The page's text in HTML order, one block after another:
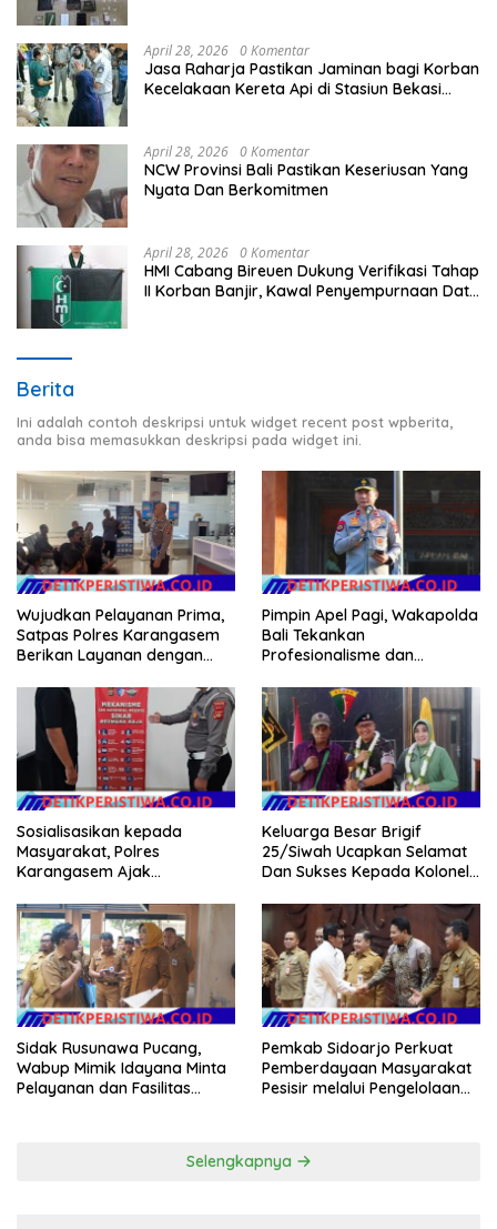
April 28, 2026 0 Komentar
Jasa Raharja Pastikan Jaminan bagi Korban
Kecelakaan Kereta Api di Stasiun Bekasi
April 28, 2026 0 Komentar
NCW Provinsi Bali Pastikan Keseriusan Yang
Nyata Dan Berkomitmen
April 28, 2026 0 Komentar
HMI Cabang Bireuen Dukung Verifikasi Tahap
II Korban Banjir, Kawal Penyempurnaan Data
Berita
Ini adalah contoh deskripsi untuk widget recent post wpberita,
anda bisa memasukkan deskripsi pada widget ini.
Wujudkan Pelayanan Prima,
Satpas Polres Karangasem
Berikan Layanan dengan
Salam
Pimpin Apel Pagi, Wakapolda
Bali Tekankan
Profesionalisme dan
Sosialisasikan kepada
Masyarakat, Polres
Karangasem Ajak
Layanan SIM Online SINAR
Keluarga Besar Brigif
25/Siwah Ucapkan Selamat
Dan Sukses Kepada Kolonel
M.AP
Sidak Rusunawa Pucang,
Wabup Mimik Idayana Minta
Pelayanan dan Fasilitas
Pemkab Sidoarjo Perkuat
Pemberdayaan Masyarakat
Pesisir melalui Pengelolaan
Selengkapnya